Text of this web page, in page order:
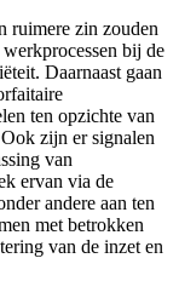
ruimere zin zouden
bij de
Daarnaast gaan
ten opzichte van
zijn er signalen
van
ervan via de
andere aan ten
met betrokken
van de inzet en